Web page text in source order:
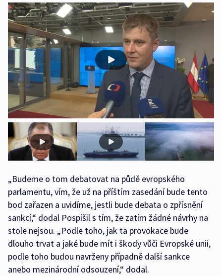
„Budeme o tom debatovat na půdě evropského
parlamentu, vím, že už na příštím zasedání bude tento
bod zařazen a uvidíme, jestli bude debata o zpřísnění
sankcí,“ dodal Pospíšil s tím, že zatím žádné návrhy na
stole nejsou. „Podle toho, jak ta provokace bude
dlouho trvat a jaké bude mít i škody vůči Evropské unii,
podle toho budou navrženy případně další sankce
anebo mezinárodní odsouzení,“ dodal.